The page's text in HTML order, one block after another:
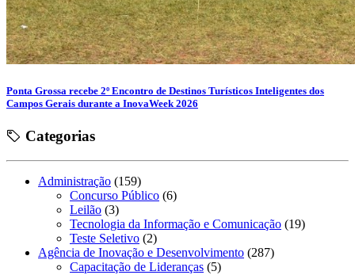
Ponta Grossa recebe 2º Encontro de Destinos Turísticos Inteligentes dos
Campos Gerais durante a InovaWeek 2026
Categorias
Administração (159)
Concurso Público (6)
Leilão (3)
Tecnologia da Informação e Comunicação (19)
Teste Seletivo (2)
Agência de Inovação e Desenvolvimento (287)
Capacitação de Lideranças (5)